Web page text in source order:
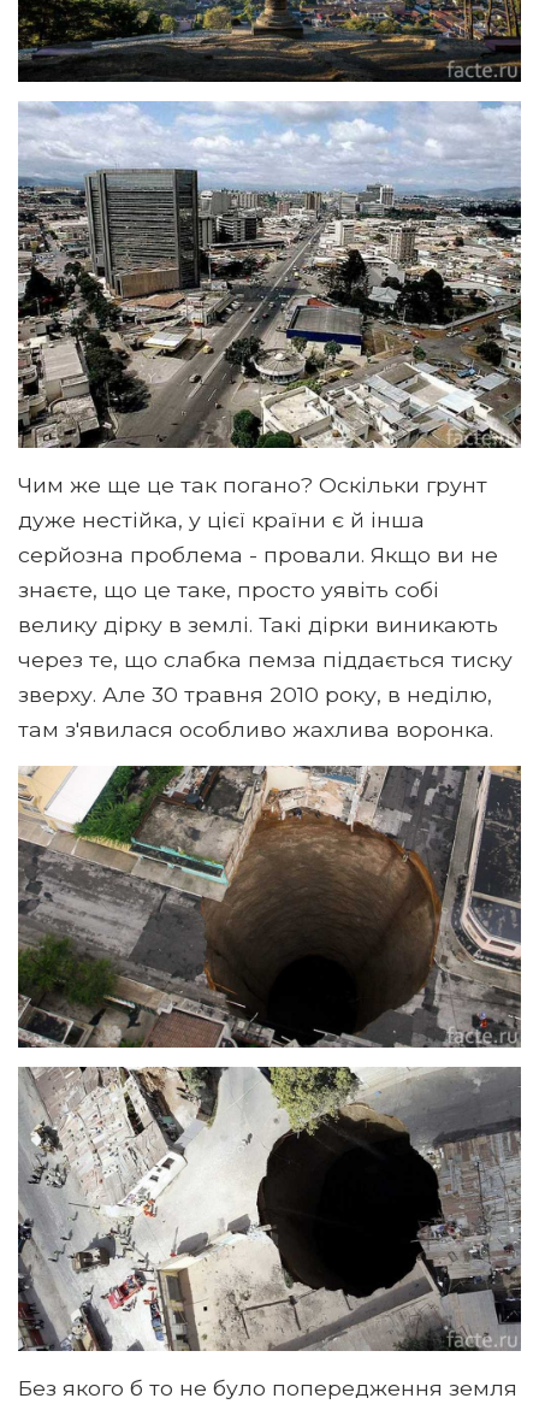
Чим же ще це так погано? Оскільки грунт
дуже нестійка, у цієї країни є й інша
серйозна проблема - провали. Якщо ви не
знаєте, що це таке, просто уявіть собі
велику дірку в землі. Такі дірки виникають
через те, що слабка пемза піддається тиску
зверху. Але 30 травня 2010 року, в неділю,
там з'явилася особливо жахлива воронка.
Без якого б то не було попередження земля